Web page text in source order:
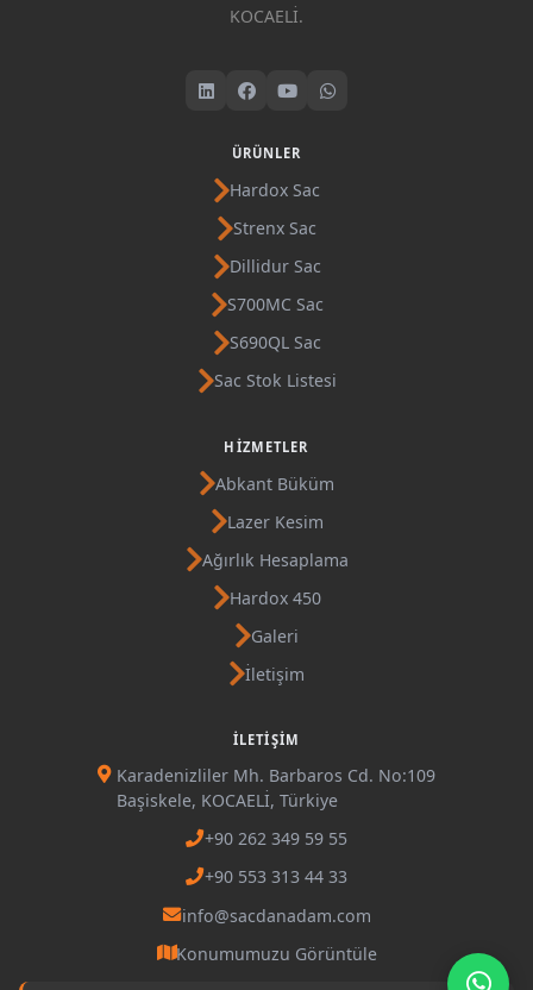
KOCAELİ.
ÜRÜNLER
Hardox Sac
Strenx Sac
Dillidur Sac
S700MC Sac
S690QL Sac
Sac Stok Listesi
HIZMETLER
Abkant Büküm
Lazer Kesim
Ağırlık Hesaplama
Hardox 450
Galeri
İletişim
İLETIŞIM
Karadenizliler Mh. Barbaros Cd. No:109
Başiskele, KOCAELİ, Türkiye
+90 262 349 59 55
+90 553 313 44 33
info@sacdanadam.com
Konumumuzu Görüntüle